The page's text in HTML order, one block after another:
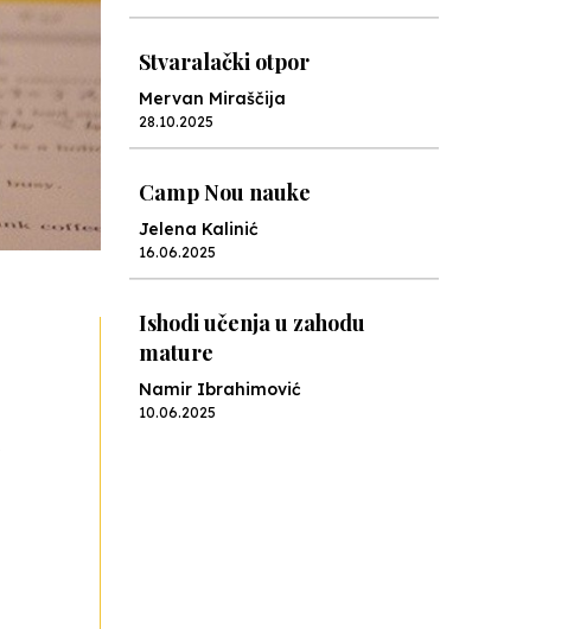
Camp Nou nauke
Jelena Kalinić
16.06.2025
Ishodi učenja u zahodu
mature
Namir Ibrahimović
10.06.2025
Kraj školske godine, fotofiniš
Anes Osmić
04.06.2025